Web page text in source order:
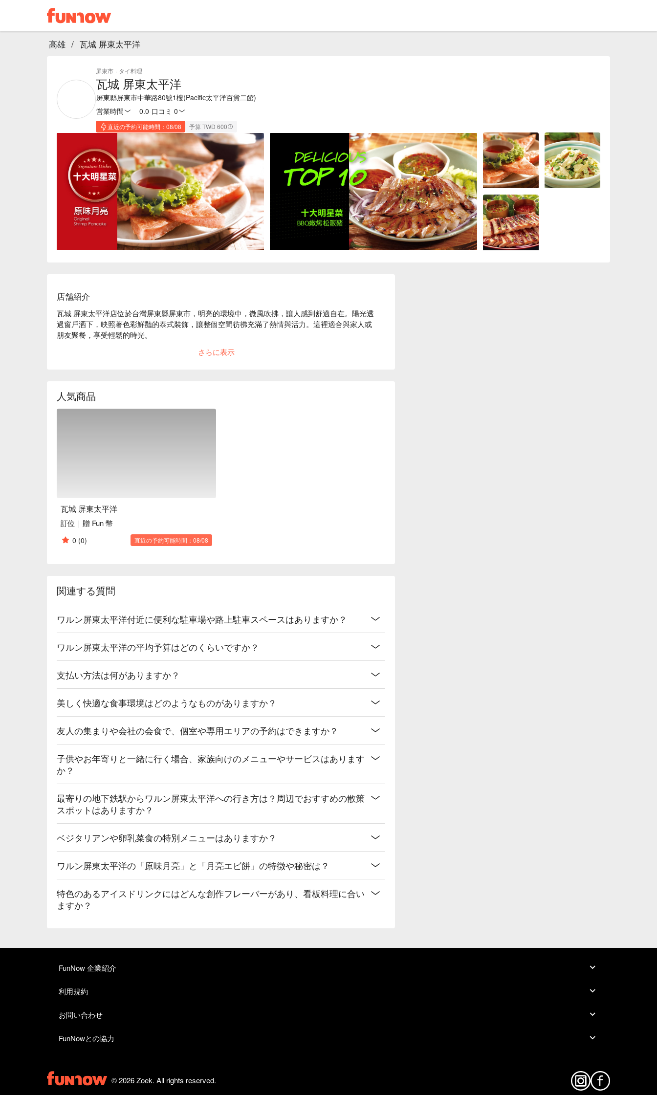
高雄 / 瓦城 屏東太平洋
屏東市 · タイ料理
瓦城 屏東太平洋
屏東縣屏東市中華路80號1樓(Pacific太平洋百貨二館)
営業時間
0.0 口コミ 0
直近の予約可能時間：08/08 予算 TWD 600
店舗紹介
瓦城 屏東太平洋店位於台灣屏東縣屏東市，明亮的環境中，微風吹拂，讓人感到舒適自在。陽光透
過窗戶洒下，映照著色彩鮮豔的泰式裝飾，讓整個空間彷彿充滿了熱情與活力。這裡適合與家人或
朋友聚餐，享受輕鬆的時光。
在這個充滿活力的氛圍中，月亮蝦餅、泰式炒河粉和涼拌木瓜成為提升用餐體驗的完美催化劑。這
人均消費：均消 TWD 600
適合情境：一人獨享、多人聚餐、家庭聚餐、朋友聚餐
【原味月亮】酥香外層，餡料軟嫩
【辣炒豬肉】辛香四溢，肉質嫩滑
【招牌月亮蝦餅】餅皮金黃，蝦香四溢
さらに表示
人気商品
瓦城 屏東太平洋
訂位｜贈 Fun 幣
0 (0) 直近の予約可能時間：08/08
関連する質問
ワルン屏東太平洋付近に便利な駐車場や路上駐車スペースはありますか？
ワルン屏東太平洋の平均予算はどのくらいですか？
支払い方法は何がありますか？
美しく快適な食事環境はどのようなものがありますか？
友人の集まりや会社の会食で、個室や専用エリアの予約はできますか？
子供やお年寄りと一緒に行く場合、家族向けのメニューやサービスはあります
か？
最寄りの地下鉄駅からワルン屏東太平洋への行き方は？周辺でおすすめの散策
スポットはありますか？
ベジタリアンや卵乳菜食の特別メニューはありますか？
ワルン屏東太平洋の「原味月亮」と「月亮エビ餅」の特徴や秘密は？
特色のあるアイスドリンクにはどんな創作フレーバーがあり、看板料理に合い
ますか？
FunNow 企業紹介
利用規約
お問い合わせ
FunNowとの協力
© 2026 Zoek. All rights reserved.